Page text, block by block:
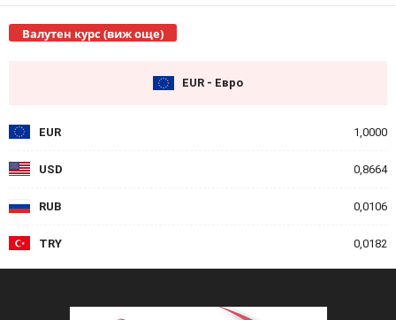
Валутен курс (виж още)
EUR - Евро
EUR 1,0000
USD 0,8664
RUB 0,0106
TRY 0,0182